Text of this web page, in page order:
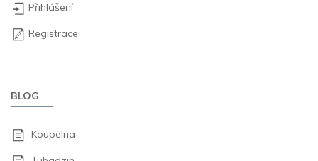
Přihlášení
Registrace
BLOG
Koupelna